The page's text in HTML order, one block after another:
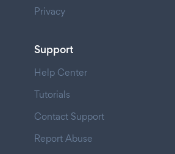
Privacy
Support
Help Center
Tutorials
Contact Support
Report Abuse